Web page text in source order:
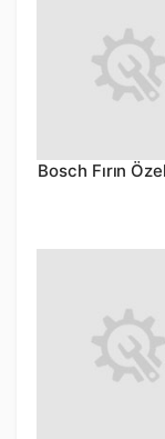
Bosch Fırın